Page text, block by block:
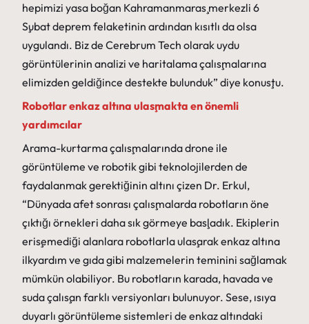
hepimizi yasa boğan Kahramanmaraş merkezli 6
Şubat deprem felaketinin ardından kısıtlı da olsa
uygulandı. Biz de Cerebrum Tech olarak uydu
görüntülerinin analizi ve haritalama çalışmalarına
elimizden geldiğince destekte bulunduk” diye konuştu.
Robotlar enkaz altına ulaşmakta en önemli
yardımcılar
Arama-kurtarma çalışmalarında drone ile
görüntüleme ve robotik gibi teknolojilerden de
faydalanmak gerektiğinin altını çizen Dr. Erkul,
“Dünyada afet sonrası çalışmalarda robotların öne
çıktığı örnekleri daha sık görmeye başladık. Ekiplerin
erişemediği alanlara robotlarla ulaşarak enkaz altına
ilkyardım ve gıda gibi malzemelerin teminini sağlamak
mümkün olabiliyor. Bu robotların karada, havada ve
suda çalışan farklı versiyonları bulunuyor. Sese, ısıya
duyarlı görüntüleme sistemleri de enkaz altındaki